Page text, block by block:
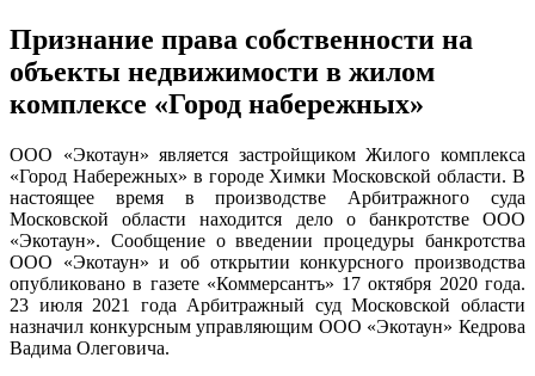
Признание права собственности на
объекты недвижимости в жилом
комплексе «Город набережных»
ООО «Экотаун» является застройщиком Жилого комплекса
«Город Набережных» в городе Химки Московской области. В
настоящее время в производстве Арбитражного суда
Московской области находится дело о банкротстве ООО
«Экотаун». Сообщение о введении процедуры банкротства
ООО «Экотаун» и об открытии конкурсного производства
опубликовано в газете «Коммерсантъ» 17 октября 2020 года.
23 июля 2021 года Арбитражный суд Московской области
назначил конкурсным управляющим ООО «Экотаун» Кедрова
Вадима Олеговича.